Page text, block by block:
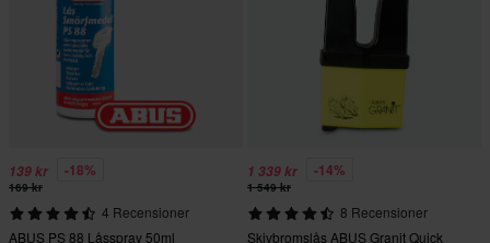
139 kr -18%
169 kr
4 Recensioner
ABUS PS 88 Låsspray 50ml
1 339 kr -14%
1 549 kr
8 Recensioner
Skivbromslås ABUS Granit Quick